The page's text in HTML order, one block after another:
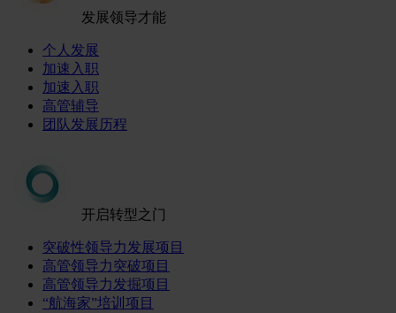
发展领导才能
个人发展
加速入职
加速入职
高管辅导
团队发展历程
开启转型之门
突破性领导力发展项目
高管领导力突破项目
高管领导力发掘项目
“航海家”培训项目